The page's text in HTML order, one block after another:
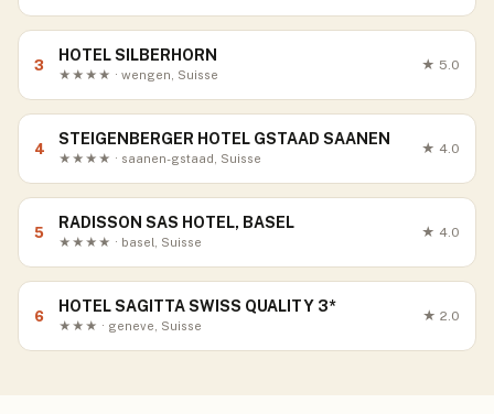
3
HOTEL SILBERHORN
★★★★ · wengen, Suisse
★ 5.0
4
STEIGENBERGER HOTEL GSTAAD SAANEN
★★★★ · saanen-gstaad, Suisse
★ 4.0
5
RADISSON SAS HOTEL, BASEL
★★★★ · basel, Suisse
★ 4.0
6
HOTEL SAGITTA SWISS QUALITY 3*
★★★ · geneve, Suisse
★ 2.0